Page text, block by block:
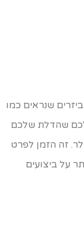
שנראים כמו
לכם שהדלת שלכם
זה הזמן לפרט
על ביצועים